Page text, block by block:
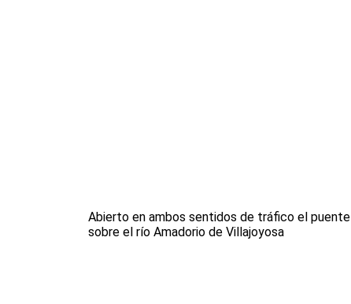
Abierto en ambos sentidos de tráfico el puente
sobre el río Amadorio de Villajoyosa